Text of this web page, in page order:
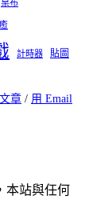
桌布
計時器
貼圖
章 / 用 Email
本站與任何